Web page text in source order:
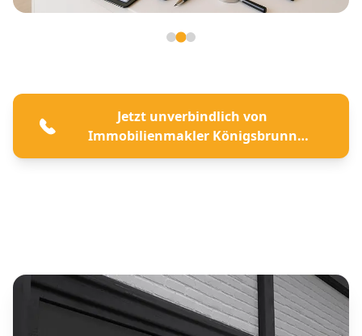
Jetzt unverbindlich von
Immobilienmakler Königsbrunn
beraten lassen